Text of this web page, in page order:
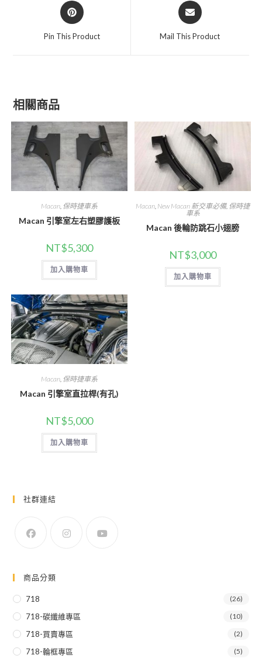
Opens
in
Pin This Product
Opens
in
Mail This Product
相關商品
Macan, 保時捷車系
Macan 引擎室左右塑膠護板
NT$5,300
加入購物車
Macan, New Macan 新交車必備, 保時捷
車系
Macan 後輪防跳石小翅膀
NT$3,000
加入購物車
Macan, 保時捷車系
Macan 引擎室直拉桿(有孔)
NT$5,000
加入購物車
社群連結
商品分類
718 (26)
718-碳纖維專區 (10)
718-買賣專區 (2)
718-輪框專區 (5)